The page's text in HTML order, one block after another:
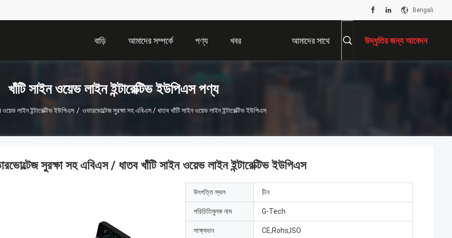
Bengali
বাড়ি আমাদের সম্পর্কে পণ্য খবর আমাদের সাথে উদ্ধৃতির জন্য আবেদন
খাঁটি সাইন ওয়েভ লাইন ইন্টারেক্টিভ ইউপিএস পণ্য
ওয়েভ লাইন ইন্টারেক্টিভ ইউপিএস / ওভারভোল্টেজ সুরক্ষা সহ এবিএস / ধাতব খাঁটি সাইন ওয়েভ লাইন ইন্টারেক্টিভ ইউপিএস
সুরক্ষা সহ এবিএস / ধাতব খাঁটি সাইন ওয়েভ লাইন ইন্টারেক্টিভ ইউপিএস
উৎপত্তি স্থল চীন
পরিচিতিমুলক নাম G-Tech
সাক্ষ্যদান CE,Rohs,ISO